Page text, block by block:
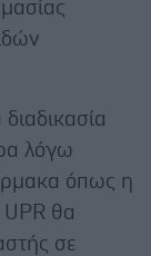
λόγω
όπως η
UPR θα
σε